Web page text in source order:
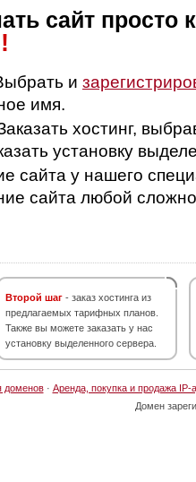
сайт просто
и
имя.
хостинг,
установку
сайта у нашего
сайта любой
Второй шаг - заказ хостинга из
предлагаемых тарифных планов.
Также вы можете заказать у нас
установку выделенного сервера.
доменов· Аренда, покупка и продажа IP-
Домен